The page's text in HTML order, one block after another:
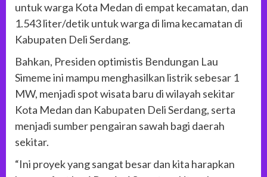
untuk warga Kota Medan di empat kecamatan, dan
1.543 liter/detik untuk warga di lima kecamatan di
Kabupaten Deli Serdang.
Bahkan, Presiden optimistis Bendungan Lau
Simeme ini mampu menghasilkan listrik sebesar 1
MW, menjadi spot wisata baru di wilayah sekitar
Kota Medan dan Kabupaten Deli Serdang, serta
menjadi sumber pengairan sawah bagi daerah
sekitar.
“Ini proyek yang sangat besar dan kita harapkan